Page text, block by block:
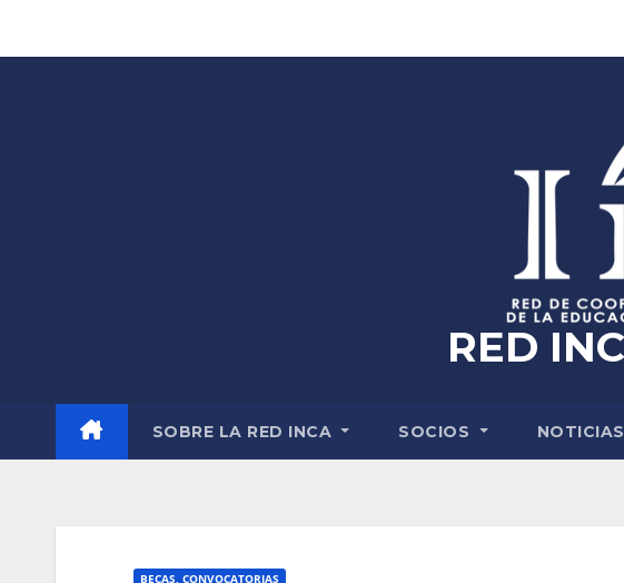
RED
SOBRE LA RED INCA SOCIOS NOTICIAS
BECAS, CONVOCATORIAS